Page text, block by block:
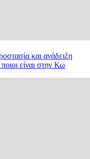
και ανάδειξη
είναι στην Κω